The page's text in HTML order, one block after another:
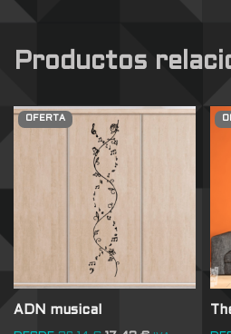
Productos
OFERTA
ADN musical